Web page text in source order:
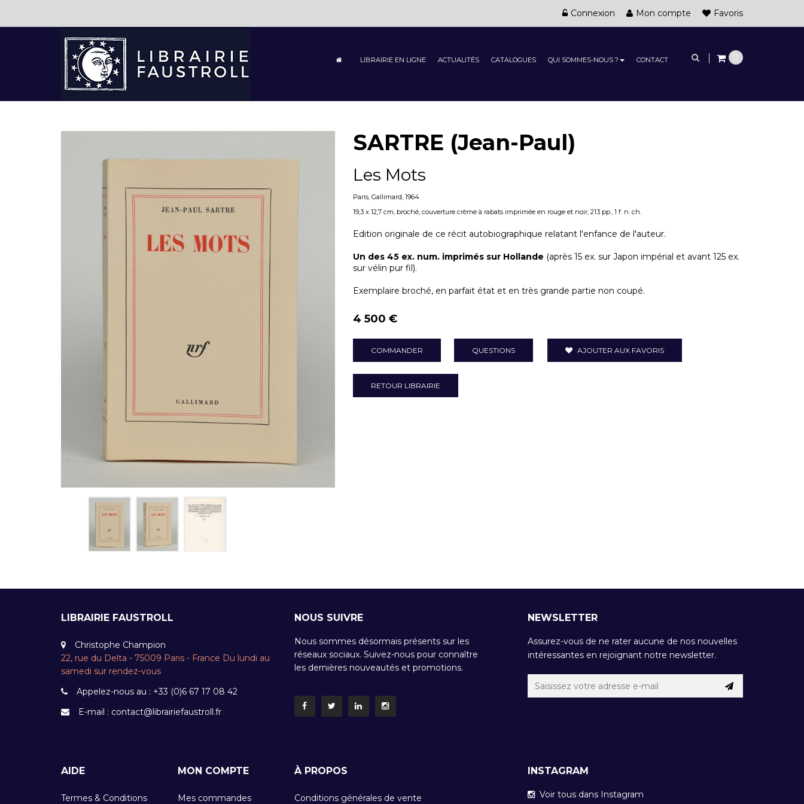
Connexion Mon compte Favoris
LIBRAIRIE EN LIGNE ACTUALITÉS CATALOGUES QUI SOMMES-NOUS ? CONTACT 0
SARTRE (Jean-Paul)
Les Mots
Paris, Gallimard, 1964
19,3 x 12,7 cm, broché, couverture crème à rabats imprimée en rouge et noir, 213 pp., 1 f. n. ch.
Edition originale de ce récit autobiographique relatant l'enfance de l'auteur.
Un des 45 ex. num. imprimés sur Hollande (après 15 ex. sur Japon impérial et avant 125 ex.
sur vélin pur fil).
Exemplaire broché, en parfait état et en très grande partie non coupé.
4 500 €
COMMANDER QUESTIONS AJOUTER AUX FAVORIS
RETOUR LIBRAIRIE
LIBRAIRIE FAUSTROLL
Christophe Champion
22, rue du Delta - 75009 Paris - France Du lundi au
samedi sur rendez-vous
Appelez-nous au : +33 (0)6 67 17 08 42
E-mail : contact@librairiefaustroll.fr
NOUS SUIVRE
Nous sommes désormais présents sur les
réseaux sociaux. Suivez-nous pour connaître
les dernières nouveautés et promotions.
NEWSLETTER
Assurez-vous de ne rater aucune de nos nouvelles
intéressantes en rejoignant notre newsletter.
AIDE
Termes & Conditions
MON COMPTE
Mes commandes
À PROPOS
Conditions générales de vente
INSTAGRAM
Voir tous dans Instagram